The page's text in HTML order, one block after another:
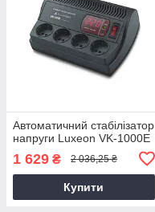
Автоматичний стабілізатор
напруги Luxeon VK-1000E
1 629 ₴ 2 036,25 ₴
Купити